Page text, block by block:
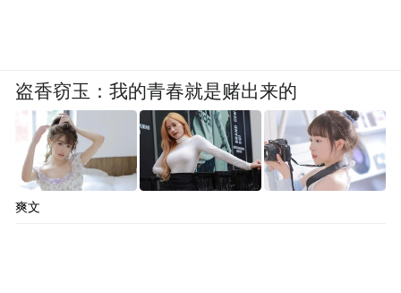
盗香窃玉：我的青春就是赌出来的
爽文